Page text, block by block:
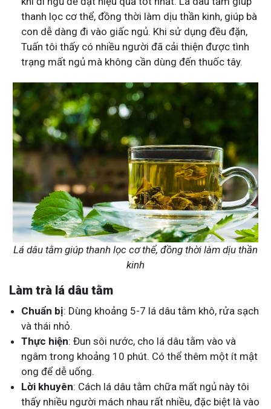
thanh lọc cơ thể, đồng thời làm dịu thần kinh, giúp bà
con dễ dàng đi vào giấc ngủ. Khi sử dụng đều đặn,
Tuấn tôi thấy có nhiều người đã cải thiện được tình
trạng mất ngủ mà không cần dùng đến thuốc tây.
Lá dâu tằm giúp thanh lọc cơ thể, đồng thời làm dịu thần
kinh
Làm trà lá dâu tằm
Chuẩn bị: Dùng khoảng 5-7 lá dâu tằm khô, rửa sạch
và thái nhỏ.
Thực hiện: Đun sôi nước, cho lá dâu tằm vào và
ngâm trong khoảng 10 phút. Có thể thêm một ít mật
ong để dễ uống.
Lời khuyên: Cách lá dâu tằm chữa mất ngủ này tôi
thấy nhiều người mách nhau rất nhiều, đặc biệt là vào